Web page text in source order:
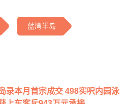
蓝湾半岛
录本月首宗成交 498实呎内园泳